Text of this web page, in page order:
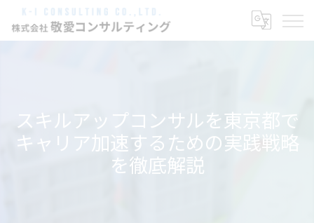
スキルアップコンサルを東京都で
キャリア加速するための実践戦略
を徹底解説